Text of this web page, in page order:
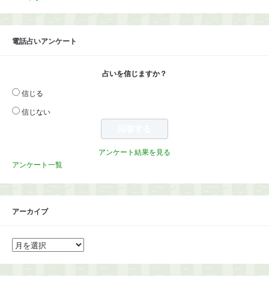
電話占いアンケート
占いを信じますか？
信じる
信じない
アンケート結果を見る
アンケート一覧
アーカイブ
ア
ー
イ